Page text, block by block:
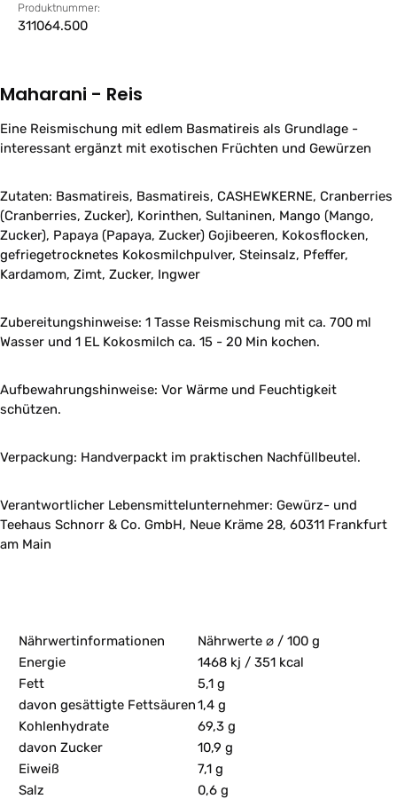
Produktnummer:
311064.500
Maharani - Reis
Eine Reismischung mit edlem Basmatireis als Grundlage -
interessant ergänzt mit exotischen Früchten und Gewürzen
Zutaten: Basmatireis, Basmatireis, CASHEWKERNE, Cranberries
(Cranberries, Zucker), Korinthen, Sultaninen, Mango (Mango,
Zucker), Papaya (Papaya, Zucker) Gojibeeren, Kokosflocken,
gefriegetrocknetes Kokosmilchpulver, Steinsalz, Pfeffer,
Kardamom, Zimt, Zucker, Ingwer
Zubereitungshinweise: 1 Tasse Reismischung mit ca. 700 ml
Wasser und 1 EL Kokosmilch ca. 15 - 20 Min kochen.
Aufbewahrungshinweise: Vor Wärme und Feuchtigkeit
schützen.
Verpackung: Handverpackt im praktischen Nachfüllbeutel.
Verantwortlicher Lebensmittelunternehmer: Gewürz- und
Teehaus Schnorr & Co. GmbH, Neue Kräme 28, 60311 Frankfurt
am Main
Nährwertinformationen
Nährwerte ⌀ / 100 g
Energie
1468 kj / 351 kcal
Fett
5,1 g
davon gesättigte Fettsäuren1,4 g
Kohlenhydrate
69,3 g
davon Zucker
10,9 g
Eiweiß
7,1 g
Salz
0,6 g